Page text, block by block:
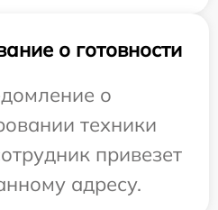
о готовности
о
техники
привезет
адресу.